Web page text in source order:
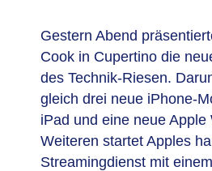
Gestern Abend
Cook in Cupertino die
des Technik-Riesen.
gleich drei neue iPhone-
iPad und eine neue Apple
Weiteren startet Apples
Streamingdienst mit